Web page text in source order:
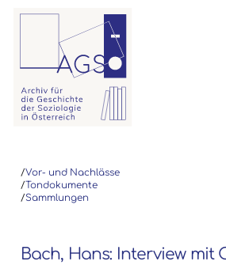
/Vor- und Nachlässe
/Tondokumente
/Sammlungen
Bach, Hans: Interview mit